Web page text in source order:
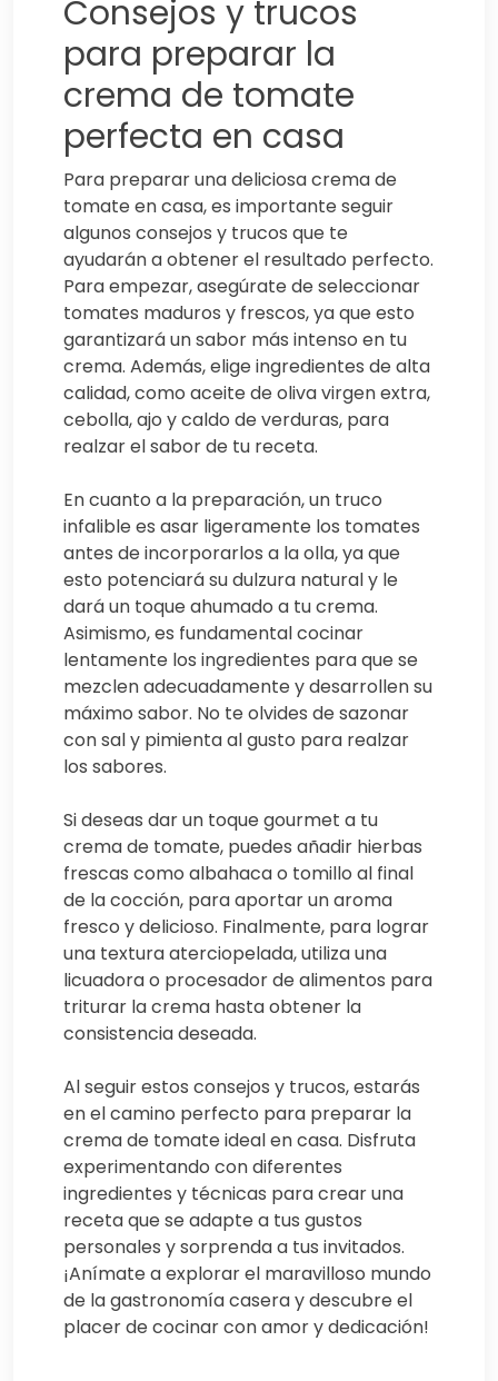
Consejos y trucos
para preparar la
crema de tomate
perfecta en casa
Para preparar una deliciosa crema de
tomate en casa, es importante seguir
algunos consejos y trucos que te
ayudarán a obtener el resultado perfecto.
Para empezar, asegúrate de seleccionar
tomates maduros y frescos, ya que esto
garantizará un sabor más intenso en tu
crema. Además, elige ingredientes de alta
calidad, como aceite de oliva virgen extra,
cebolla, ajo y caldo de verduras, para
realzar el sabor de tu receta.
En cuanto a la preparación, un truco
infalible es asar ligeramente los tomates
antes de incorporarlos a la olla, ya que
esto potenciará su dulzura natural y le
dará un toque ahumado a tu crema.
Asimismo, es fundamental cocinar
lentamente los ingredientes para que se
mezclen adecuadamente y desarrollen su
máximo sabor. No te olvides de sazonar
con sal y pimienta al gusto para realzar
los sabores.
Si deseas dar un toque gourmet a tu
crema de tomate, puedes añadir hierbas
frescas como albahaca o tomillo al final
de la cocción, para aportar un aroma
fresco y delicioso. Finalmente, para lograr
una textura aterciopelada, utiliza una
licuadora o procesador de alimentos para
triturar la crema hasta obtener la
consistencia deseada.
Al seguir estos consejos y trucos, estarás
en el camino perfecto para preparar la
crema de tomate ideal en casa. Disfruta
experimentando con diferentes
ingredientes y técnicas para crear una
receta que se adapte a tus gustos
personales y sorprenda a tus invitados.
¡Anímate a explorar el maravilloso mundo
de la gastronomía casera y descubre el
placer de cocinar con amor y dedicación!